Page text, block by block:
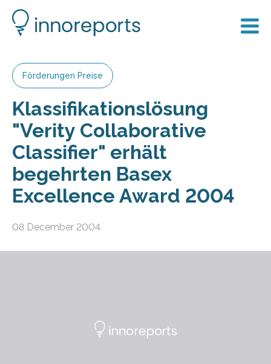
Förderungen Preise
Klassifikationslösung
"Verity Collaborative
Classifier" erhält
begehrten Basex
Excellence Award 2004
08 December 2004